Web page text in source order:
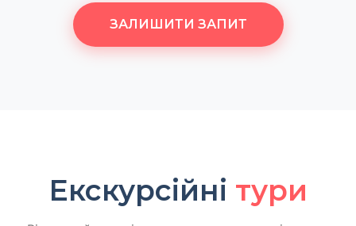
ЗАЛИШИТИ ЗАПИТ
Екскурсійні тури